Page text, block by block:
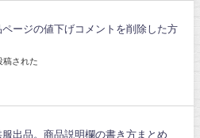
ページの値下げコメントを削除した方
稿された
服出品。商品説明欄の書き方まとめ